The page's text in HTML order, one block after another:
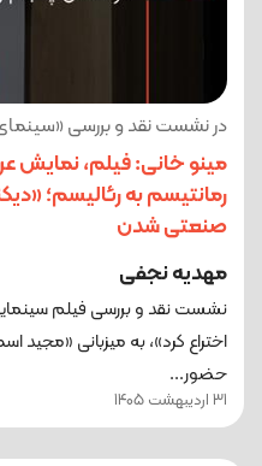
در نشست نقد و بررسی
مینو خانی: فیلم، نمایش
رمانتیسم به رئالیسم؛
صنعتی شدن
مهدیه نجفی
نشست نقد و بررسی فیلم
اختراع کرد»، به میزبانی «مجید
حضور...
31 اردیبهشت 1405